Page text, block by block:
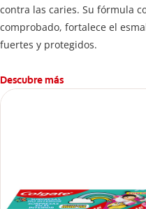
contra las caries. Su fórmula
comprobado, fortalece el
fuertes y protegidos.
Descubre más